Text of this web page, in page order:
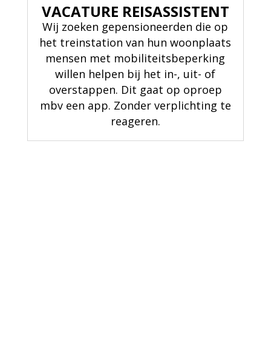
VACATURE REISASSISTENT
Wij zoeken gepensioneerden die op
het treinstation van hun woonplaats
mensen met mobiliteitsbeperking
willen helpen bij het in-, uit- of
overstappen. Dit gaat op oproep
mbv een app. Zonder verplichting te
reageren.